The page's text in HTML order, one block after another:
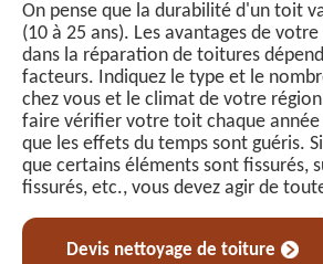
On pense que la durabilité d'un toit
(10 à 25 ans). Les avantages de
dans la réparation de toitures
facteurs. Indiquez le type et le
chez vous et le climat de votre
faire vérifier votre toit chaque année
que les effets du temps sont guéris.
que certains éléments sont fissurés,
fissurés, etc., vous devez agir de
Devis nettoyage de toiture